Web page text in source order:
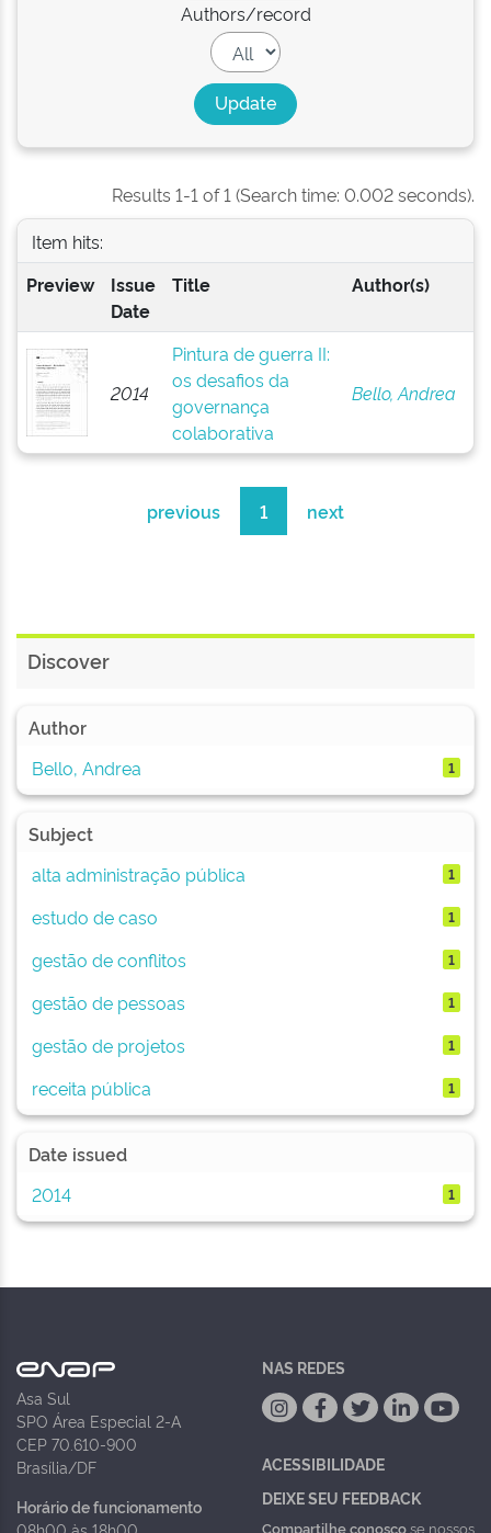
Authors/record
Results 1-1 of 1 (Search time: 0.002 seconds).
Item hits:
Preview
Issue
Date
Title Author(s)
2014
Pintura de guerra II:
os desafios da
governança
colaborativa
Bello, Andrea
previous 1 next
Discover
Author
Bello, Andrea
1
Subject
alta administração pública
1
estudo de caso 1
gestão de conflitos 1
gestão de pessoas 1
gestão de projetos 1
receita pública 1
Date issued
2014
1
Asa Sul
SPO Área Especial 2-A
CEP 70.610-900
Brasília/DF
Horário de funcionamento
NAS REDES
ACESSIBILIDADE
DEIXE SEU FEEDBACK
Compartilhe conoscose nossos